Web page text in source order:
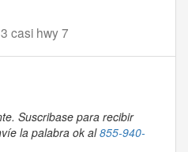
casi hwy 7
Suscribase para recibir
la palabra ok al855-940-